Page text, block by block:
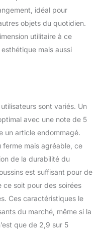
idéal pour
objets du quotidien.
utilitaire à ce
mais aussi
sont variés. Un
avec une note de 5
un article endommagé.
ferme mais agréable, ce
de la durabilité du
est suffisant pour de
ce soit pour des soirées
Ces caractéristiques le
du marché, même si la
que de 2,9 sur 5